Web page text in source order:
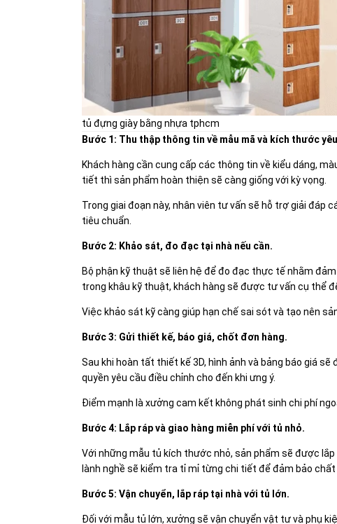
tủ đựng giày bằng nhựa tphcm
Bước 1: Thu thập thông tin về mẫu mã và kích thước
Khách hàng cần cung cấp các thông tin về kiểu dáng,
tiết thì sản phẩm hoàn thiện sẽ càng giống với kỳ vọng.
Trong giai đoạn này, nhân viên tư vấn sẽ hỗ trợ giải đáp
tiêu chuẩn.
Bước 2: Khảo sát, đo đạc tại nhà nếu cần.
Bộ phận kỹ thuật sẽ liên hệ để đo đạc thực tế nhằm
trong khâu kỹ thuật, khách hàng sẽ được tư vấn cụ thể
Việc khảo sát kỹ càng giúp hạn chế sai sót và tạo nên
Bước 3: Gửi thiết kế, báo giá, chốt đơn hàng.
Sau khi hoàn tất thiết kế 3D, hình ảnh và bảng báo giá
quyền yêu cầu điều chỉnh cho đến khi ưng ý.
Điểm mạnh là xưởng cam kết không phát sinh chi phí
Bước 4: Lắp ráp và giao hàng miễn phí với tủ nhỏ.
Với những mẫu tủ kích thước nhỏ, sản phẩm sẽ được
lành nghề sẽ kiểm tra tỉ mỉ từng chi tiết để đảm bảo chất
Bước 5: Vận chuyển, lắp ráp tại nhà với tủ lớn.
Đối với mẫu tủ lớn, xưởng sẽ vận chuyển vật tư và phụ